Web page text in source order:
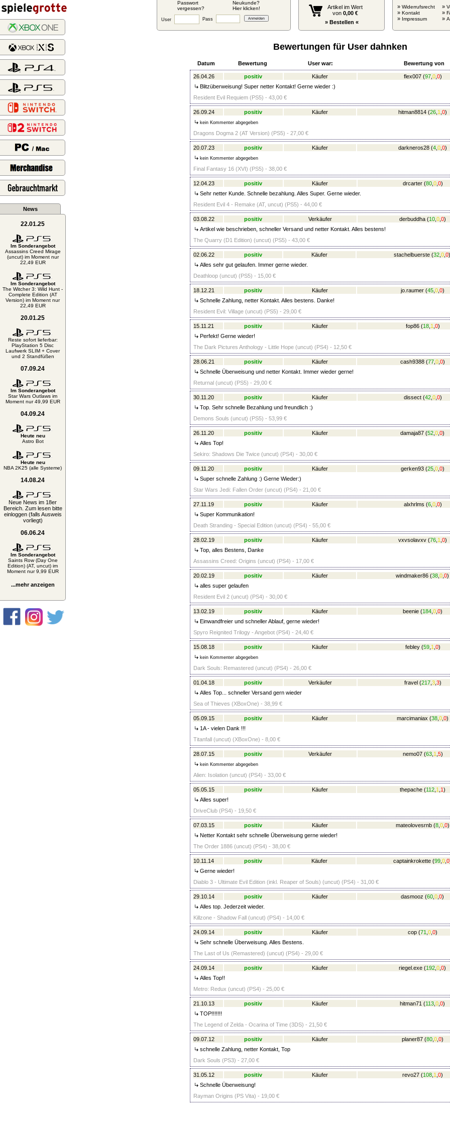
Passwort
vergessen?
Neukunde?
Hier klicken!
User Pass
Artikel im Wert
von 0,00 €
» Bestellen «
» Widerrufsrecht
» Kontakt
» Impressum
»
»
»
News
22.01.25
Im Sonderangebot
Assassins Creed Mirage
(uncut) im Moment nur
22,49 EUR
Im Sonderangebot
The Witcher 3: Wild Hunt -
Complete Edition (AT
Version) im Moment nur
22,49 EUR
20.01.25
Reste sofort lieferbar:
PlayStation 5 Disc
Laufwerk SLIM + Cover
und 2 Standfüßen
07.09.24
Im Sonderangebot
Star Wars Outlaws im
Moment nur 49,99 EUR
04.09.24
Heute neu
Astro Bot
Heute neu
NBA 2K25 (alle Systeme)
14.08.24
Neue News im 18er
Bereich. Zum lesen bitte
einloggen (falls Ausweis
vorliegt)
06.06.24
Im Sonderangebot
Saints Row (Day One
Edition) (AT, uncut) im
Moment nur 9,99 EUR
...mehr anzeigen
Bewertungen für User dahnken
Datum Bewertung User war: Bewertung von
26.04.26 positiv Käufer flex007 (97, 0, 0)
Blitzüberweisung! Super netter Kontakt! Gerne wieder :)
Resident Evil Requiem (PS5) - 43,00 €
26.09.24 positiv Käufer hitman8814 (26, 1 0)
kein Kommenter abgegeben
Dragons Dogma 2 (AT Version) (PS5) - 27,00 €
20.07.23 positiv Käufer darkneros28 (4, 0, 0)
kein Kommenter abgegeben
Final Fantasy 16 (XVI) (PS5) - 38,00 €
12.04.23 positiv Käufer drcarter (80, 0, 0)
Sehr netter Kunde. Schnelle bezahlung. Alles Super. Gerne wieder.
Resident Evil 4 - Remake (AT, uncut) (PS5) - 44,00 €
03.08.22 positiv Verkäufer derbuddha (10 0 0)
Artikel wie beschrieben, schneller Versand und netter Kontakt. Alles bestens!
The Quarry (D1 Edition) (uncut) (PS5) - 43,00 €
02.06.22 positiv Käufer stachelbuerste (32 0 0)
Alles sehr gut gelaufen. Immer gerne wieder.
Deathloop (uncut) (PS5) - 15,00 €
18.12.21 positiv Käufer jo.raumer (45, 0, 0)
Schnelle Zahlung, netter Kontakt. Alles bestens. Danke!
Resident Evil: Village (uncut) (PS5) - 29,00 €
15.11.21 positiv Käufer fop86 (18, 1 0)
Perfekt! Gerne wieder!
The Dark Pictures Anthology - Little Hope (uncut) (PS4) - 12,50 €
28.06.21 positiv Käufer cash9388 (77, 0, 0)
Schnelle Überweisung und netter Kontakt. Immer wieder gerne!
Returnal (uncut) (PS5) - 29,00 €
30.11.20 positiv Käufer dissect (42, 0, 0)
Top. Sehr schnelle Bezahlung und freundlich :)
Demons Souls (uncut) (PS5) - 53,99 €
26.11.20 positiv Käufer damaja87 (52 0 0)
Alles Top!
Sekiro: Shadows Die Twice (uncut) (PS4) - 30,00 €
09.11.20 positiv Käufer gerken93 (25, 0, 0)
Super schnelle Zahlung :) Gerne Wieder:)
Star Wars Jedi: Fallen Order (uncut) (PS4) - 21,00 €
27.11.19 positiv Käufer alxhrlms (6, 0, 0)
Super Kommunikation!
Death Stranding - Special Edition (uncut) (PS4) - 55,00 €
28.02.19 positiv Käufer vxvsolavxv (76, 1 0)
Top, alles Bestens, Danke
Assassins Creed: Origins (uncut) (PS4) - 17,00 €
20.02.19 positiv Käufer windmaker86 (38 0 0)
alles super gelaufen
Resident Evil 2 (uncut) (PS4) - 30,00 €
13.02.19 positiv Käufer beenie (184 0 0)
Einwandfreier und schneller Ablauf, gerne wieder!
Spyro Reignited Trilogy - Angebot (PS4) - 24,40 €
15.08.18 positiv Käufer febley (59, 1 0)
kein Kommenter abgegeben
Dark Souls: Remastered (uncut) (PS4) - 26,00 €
01.04.18 positiv Verkäufer fravel (217, 3, 3)
Alles Top... schneller Versand gern wieder
Sea of Thieves (XBoxOne) - 38,99 €
05.09.15 positiv Käufer marcimaniax (38, 0, 0)
1A - vielen Dank !!!
Titanfall (uncut) (XBoxOne) - 8,00 €
28.07.15 positiv Verkäufer nemo07 (63, 1 5)
kein Kommenter abgegeben
Alien: Isolation (uncut) (PS4) - 33,00 €
05.05.15 positiv Käufer thepache (112, 1 1)
Alles super!
DriveClub (PS4) - 19,50 €
07.03.15 positiv Käufer mateolovesrnb (8, 0, 0)
Netter Kontakt sehr schnelle Überweisung gerne wieder!
The Order 1886 (uncut) (PS4) - 38,00 €
10.11.14 positiv Käufer captainkrokette (99, 0, 0
Gerne wieder!
Diablo 3 - Ultimate Evil Edition (inkl. Reaper of Souls) (uncut) (PS4) - 31,00 €
29.10.14 positiv Käufer dasmooz (60 0 0)
Alles top. Jederzeit wieder.
Killzone - Shadow Fall (uncut) (PS4) - 14,00 €
24.09.14 positiv Käufer cop (71 0 0)
Sehr schnelle Überweisung. Alles Bestens.
The Last of Us (Remastered) (uncut) (PS4) - 29,00 €
24.09.14 positiv Käufer riegel.exe (192 0 0)
Alles Top!!
Metro: Redux (uncut) (PS4) - 25,00 €
21.10.13 positiv Käufer hitman71 (113 0 0)
TOP!!!!!!!
The Legend of Zelda - Ocarina of Time (3DS) - 21,50 €
09.07.12 positiv Käufer planer87 (80, 0, 0)
schnelle Zahlung, netter Kontakt, Top
Dark Souls (PS3) - 27,00 €
31.05.12 positiv Käufer revo27 (108 1 0)
Schnelle Überweisung!
Rayman Origins (PS Vita) - 19,00 €